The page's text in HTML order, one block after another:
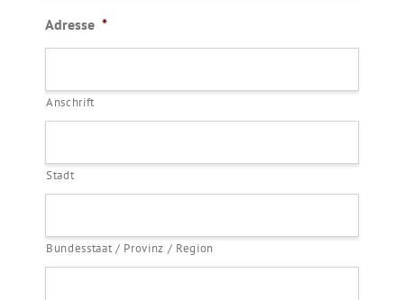
Adresse *
Anschrift
Stadt
Bundesstaat / Provinz / Region